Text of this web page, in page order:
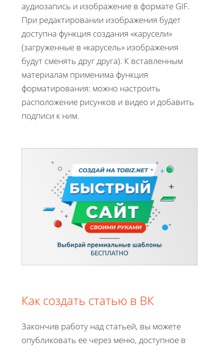
аудиозапись и изображение в формате GIF.
При редактировании изображения будет
доступна функция создания «карусели»
(загруженные в «карусель» изображения
будут сменять друг друга). К вставленным
материалам применима функция
форматирования: можно настроить
расположение рисунков и видео и добавить
подписи к ним.
Как создать статью в ВК
Закончив работу над статьей, вы можете
опубликовать ее через меню, доступное в